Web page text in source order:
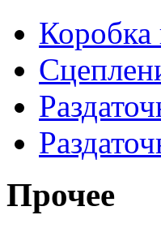
Коробка
Прочее